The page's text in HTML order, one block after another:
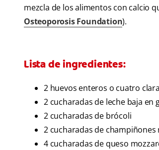
mezcla de los alimentos con calcio
Osteoporosis Foundation).
Lista de ingredientes:
2 huevos enteros o cuatro
2 cucharadas de leche baja en
2 cucharadas de brócoli
2 cucharadas de champiñones
4 cucharadas de queso